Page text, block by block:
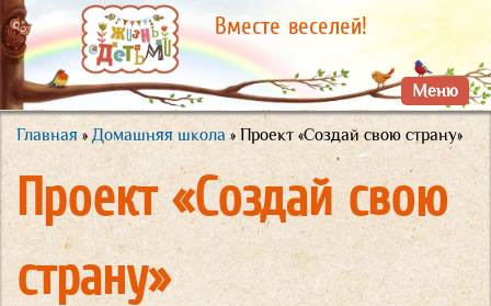
Перейти к
основному
содержанию
Вместе веселей!
Меню
Вы здесь
Главная » Домашняя школа » Проект «Создай свою страну»
Проект «Создай свою
страну»